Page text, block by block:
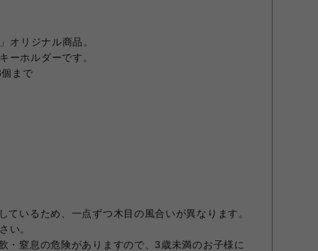
オリジナル商品。
ーホルダーです。
まで
ているため、一点ずつ木目の風合いが異なります。
い。
・窒息の危険がありますので、3歳未満のお子様に